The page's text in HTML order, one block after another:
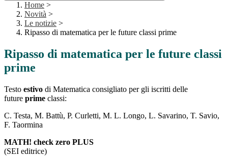
Home >
Novità >
Le notizie >
Ripasso di matematica per le future classi prime
Ripasso di matematica per le future classi
prime
Testo estivo di Matematica consigliato per gli iscritti delle
future prime classi:
C. Testa, M. Battù, P. Curletti, M. L. Longo, L. Savarino, T. Savio,
F. Taormina
MATH! check zero PLUS
(SEI editrice)